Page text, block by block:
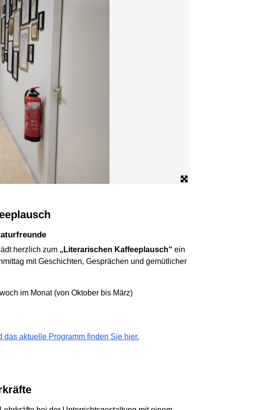
herzlich zum „Literarischen Kaffeeplausch“ ein
mit Geschichten, Gesprächen und gemütlicher
im Monat (von Oktober bis März)
das aktuelle Programm finden Sie hier.